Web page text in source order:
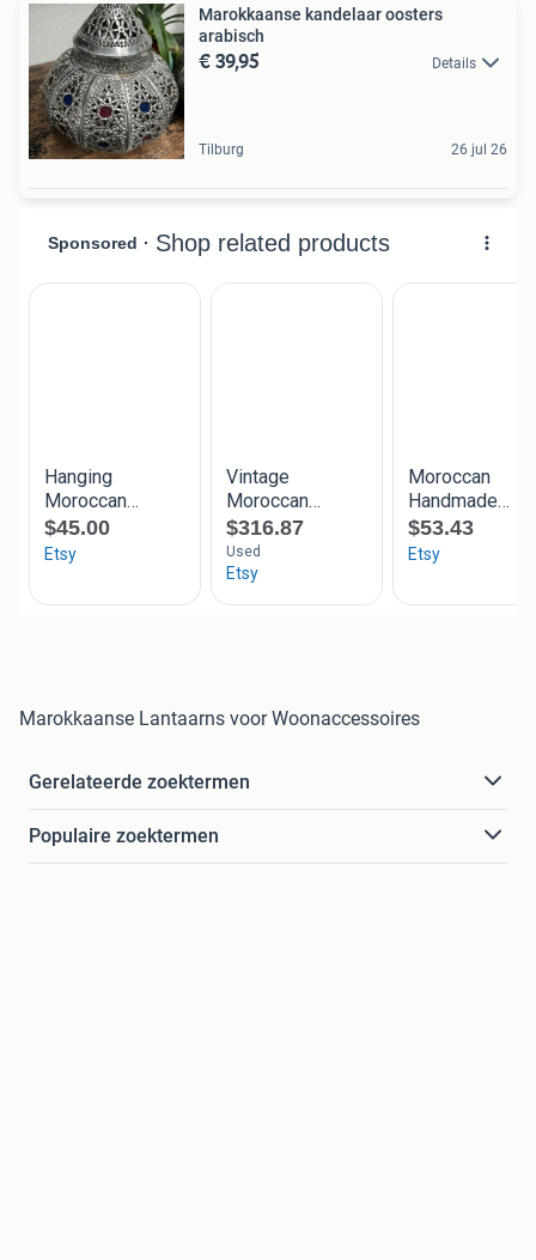
Marokkaanse kandelaar oosters
arabisch
€ 39,95 Details
Tilburg 26 jul 26
Marokkaanse Lantaarns voor Woonaccessoires
Gerelateerde zoektermen
Populaire zoektermen